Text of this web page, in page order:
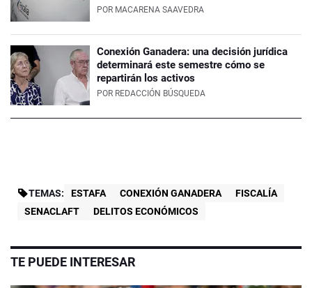
POR MACARENA SAAVEDRA
Conexión Ganadera: una decisión jurídica
determinará este semestre cómo se
repartirán los activos
POR REDACCIÓN BÚSQUEDA
TEMAS: ESTAFA CONEXIÓN GANADERA
FISCALÍA
SENACLAFT
DELITOS ECONÓMICOS
TE PUEDE INTERESAR